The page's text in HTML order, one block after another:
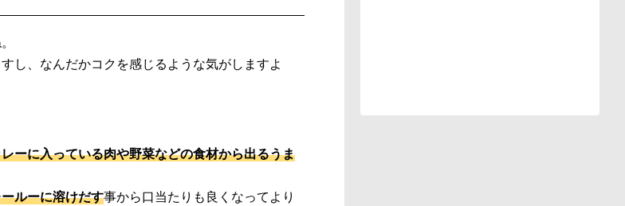
し、なんだかコクを感じるような気がしますよ
ーに入っている肉や野菜などの食材から出るうま
ルーに溶けだす事から口当たりも良くなってより